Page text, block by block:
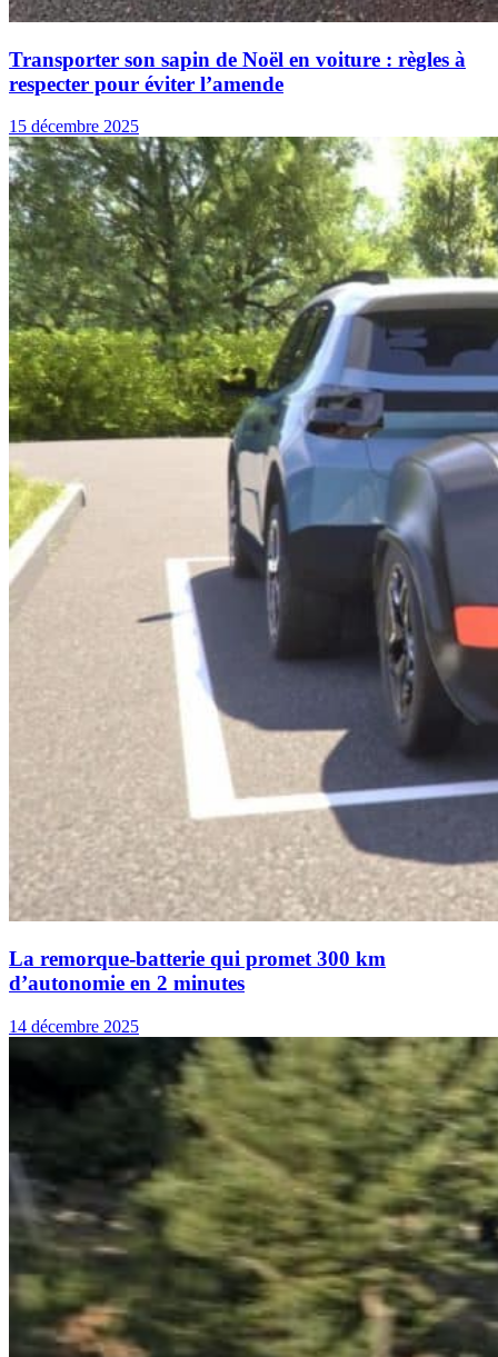
Transporter son sapin de Noël en voiture : règles à
respecter pour éviter l’amende
15 décembre 2025
La remorque-batterie qui promet 300 km
d’autonomie en 2 minutes
14 décembre 2025